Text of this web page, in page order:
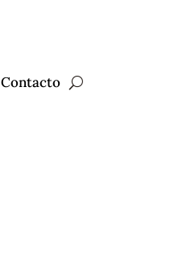
Contacto